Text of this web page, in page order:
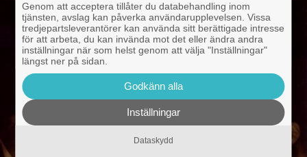
Genom att acceptera tillåter du databehandling inom
tjänsten, avslag kan påverka användarupplevelsen. Vissa
tredjepartsleverantörer kan använda sitt berättigade intresse
för att arbeta, du kan invända mot det eller ändra andra
inställningar när som helst genom att välja "Inställningar"
längst ner på sidan.
Godkänn alla
Inställningar
Dataskydd